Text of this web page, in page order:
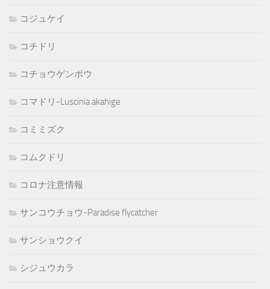
コジュケイ
コチドリ
コチョウゲンボウ
コマドリ-Luscinia akahige
コミミズク
コムクドリ
コロナ注意情報
サンコウチョウ-Paradise flycatcher
サンショウクイ
シジュウカラ